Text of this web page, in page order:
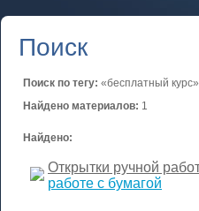
Поиск
Поиск по тегу: «бесплатный курс»
Найдено материалов: 1
Найдено:
Открытки ручной
работе с бумагой